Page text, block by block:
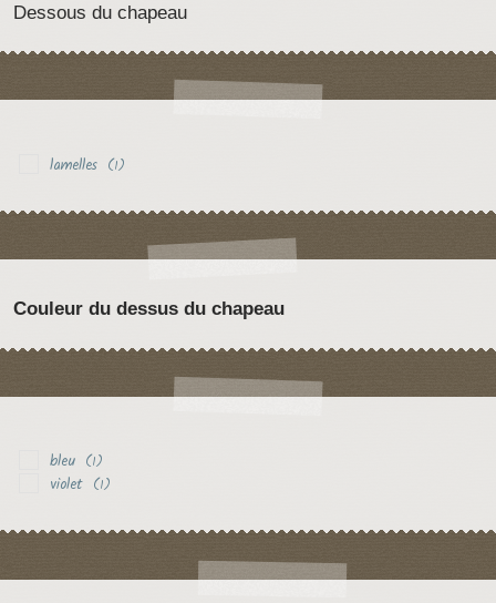
Dessous du chapeau
lamelles (1)
Couleur du dessus du chapeau
bleu (1)
violet (1)